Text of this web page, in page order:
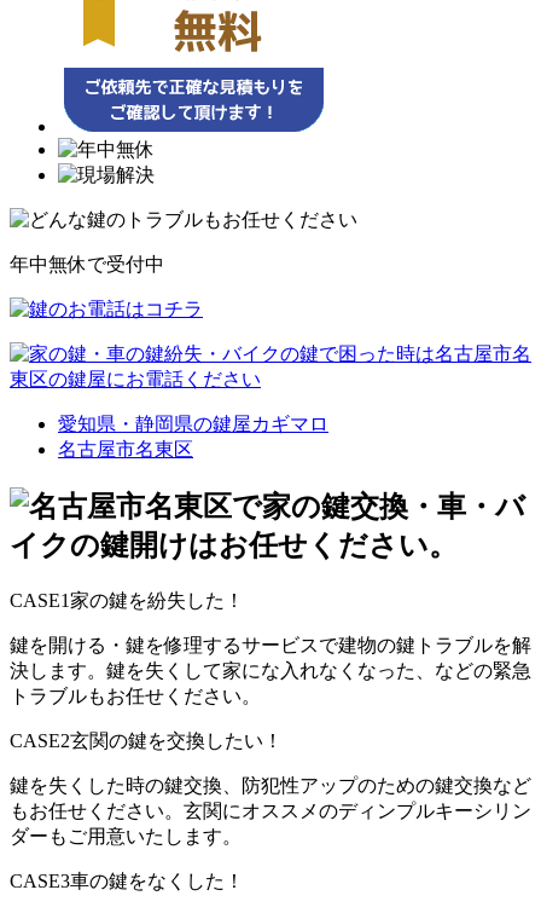
年中無休で受付中
愛知県・静岡県の鍵屋カギマロ
名古屋市名東区
CASE1家の鍵を紛失した！
鍵を開ける・鍵を修理するサービスで建物の鍵トラブルを解
決します。鍵を失くして家にな入れなくなった、などの緊急
トラブルもお任せください。
CASE2玄関の鍵を交換したい！
鍵を失くした時の鍵交換、防犯性アップのための鍵交換など
もお任せください。玄関にオススメのディンプルキーシリン
ダーもご用意いたします。
CASE3車の鍵をなくした！